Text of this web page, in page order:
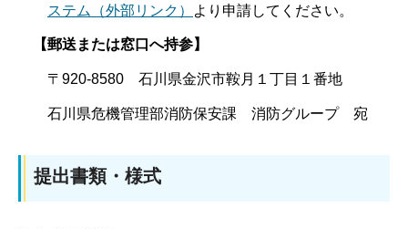
ステム（外部リンク） より申請してください。
【郵送または窓口へ持参】
〒920-8580 石川県金沢市鞍月１丁目１番地
石川県危機管理部消防保安課 消防グループ 宛
提出書類・様式